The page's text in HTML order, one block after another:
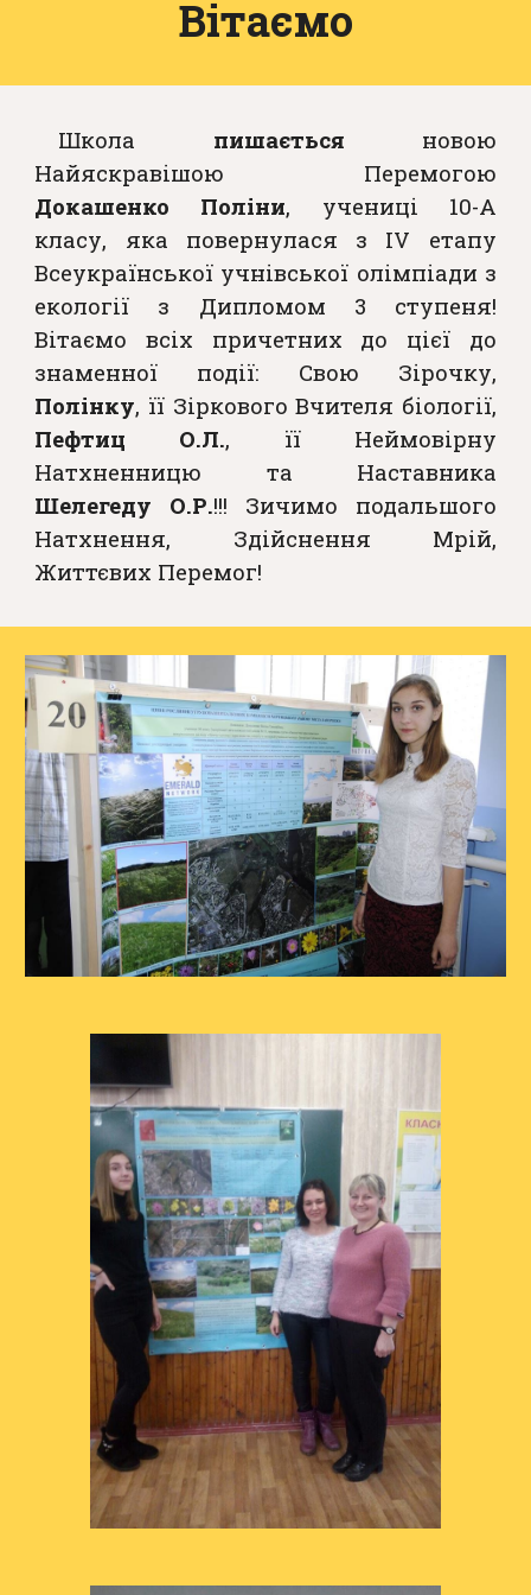
Вітаємо
Школа пишається новою
Найяскравішою Перемогою
Докашенко Поліни, учениці 10-А
класу, яка повернулася з IV етапу
Всеукраїнської учнівської олімпіади з
екології з Дипломом 3 ступеня!
Вітаємо всіх причетних до цієї до
знаменної події: Свою Зірочку,
Полінку, її Зіркового Вчителя біології,
Пефтиц О.Л., її Неймовірну
Натхненницю та Наставника
Шелегеду О.Р.!!! Зичимо подальшого
Натхнення, Здійснення Мрій,
Життєвих Перемог!